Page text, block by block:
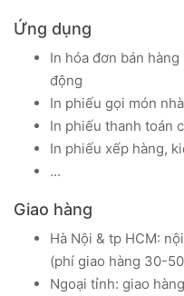
Ứng dụng
In hóa đơn bán
động
In phiếu gọi món
In phiếu thanh toán
In phiếu xếp hàng,
...
Giao hàng
Hà Nội & tp HCM:
(phí giao hàng 30-
Ngoại tỉnh: giao